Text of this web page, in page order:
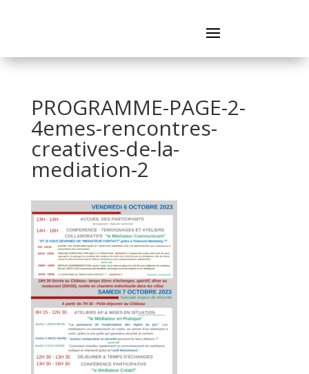
PROGRAMME-PAGE-2-
4emes-rencontres-
creatives-de-la-
mediation-2